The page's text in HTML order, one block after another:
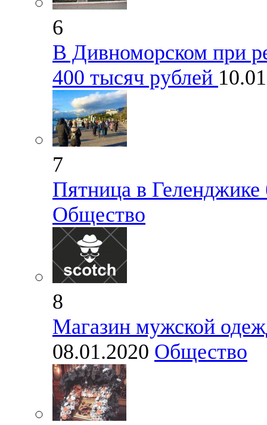
6
В Дивноморском при
400 тысяч рублей
7
Пятница в Геленджике
Общество
8
Магазин мужской
08.01.2020 Общество